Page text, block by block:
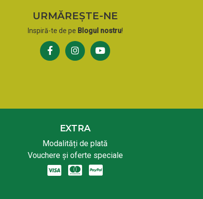
URMĂREȘTE-NE
Inspiră-te de pe Blogul nostru!
EXTRA
Modalități de plată
Vouchere și oferte speciale